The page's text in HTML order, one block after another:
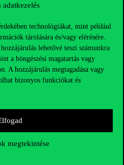
adatkezelés
technológiákat, mint például
tárolására és/vagy elérésére.
lehetővé teszi számunkra
a böngészési magatartás vagy
A hozzájárulás megtagadása vagy
bizonyos funkciókat és
megtekintése